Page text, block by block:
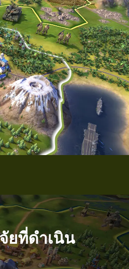
ยที่ดำเนิน